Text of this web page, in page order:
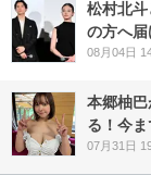
松村北斗
の方へ届
08月04日
本郷柚
る！今
07月31日